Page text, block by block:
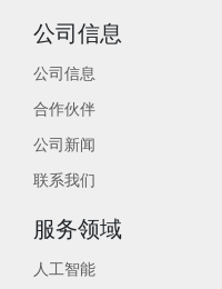
公司信息
公司信息
合作伙伴
公司新闻
联系我们
服务领域
人工智能